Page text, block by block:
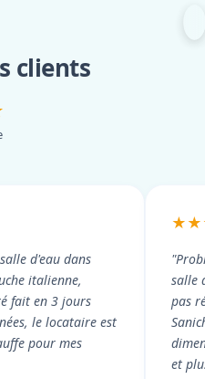
clients
d'eau dans
italienne,
fait en 3 jours
le locataire est
pour mes
salle
pas
et